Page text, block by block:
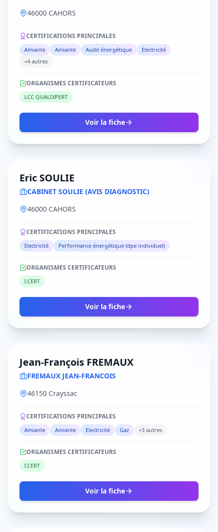
46000 CAHORS
CERTIFICATIONS PRINCIPALES
Amiante Amiante Audit énergétique
Electricité
+4 autres
ORGANISMES CERTIFICATEURS
LCC QUALIXPERT
Voir la fiche
Eric SOULIE
CABINET SOULIE (AVIS DIAGNOSTIC)
46000 CAHORS
CERTIFICATIONS PRINCIPALES
Electricité Performance énergétique (dpe individuel)
ORGANISMES CERTIFICATEURS
I.CERT
Voir la fiche
Jean-François FREMAUX
FREMAUX JEAN-FRANCOIS
46150 Crayssac
CERTIFICATIONS PRINCIPALES
Amiante Amiante Electricité Gaz +3 autres
ORGANISMES CERTIFICATEURS
I.CERT
Voir la fiche